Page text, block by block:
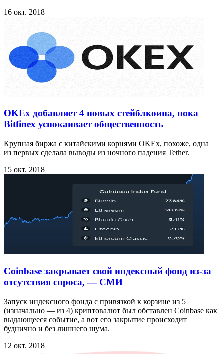
16 окт. 2018
OKEx добавляет 4 новых стейблкоина, пока
Bitfinex успокаивает общественность
Крупная биржа с китайскими корнями OKEx, похоже, одна
из первых сделала выводы из ночного падения Tether.
15 окт. 2018
Coinbase закрывает свой индексный фонд из-за
отсутствия спроса, — СМИ
Запуск индексного фонда с привязкой к корзине из 5
(изначально — из 4) криптовалют был обставлен Coinbase как
выдающееся событие, а вот его закрытие происходит
буднично и без лишнего шума.
12 окт. 2018